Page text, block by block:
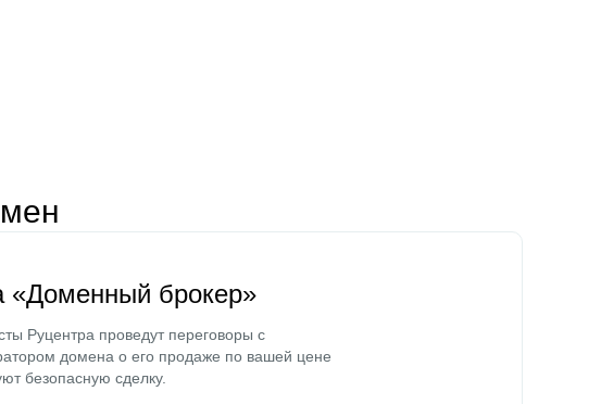
«Доменный брокер»
Руцентра проведут переговоры с
домена о его продаже по вашей цене
безопасную сделку.